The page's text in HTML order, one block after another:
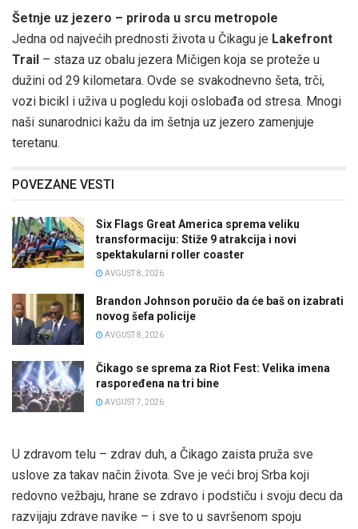
Šetnje uz jezero – priroda u srcu metropole
Jedna od najvećih prednosti života u Čikagu je Lakefront
Trail – staza uz obalu jezera Mičigen koja se proteže u
dužini od 29 kilometara. Ovde se svakodnevno šeta, trči,
vozi bicikl i uživa u pogledu koji oslobađa od stresa. Mnogi
naši sunarodnici kažu da im šetnja uz jezero zamenjuje
teretanu.
POVEZANE VESTI
Six Flags Great America sprema veliku
transformaciju: Stiže 9 atrakcija i novi
spektakularni roller coaster
AVGUST 8, 2026
Brandon Johnson poručio da će baš on izabrati
novog šefa policije
AVGUST 8, 2026
Čikago se sprema za Riot Fest: Velika imena
raspoređena na tri bine
AVGUST 7, 2026
U zdravom telu – zdrav duh, a Čikago zaista pruža sve
uslove za takav način života. Sve je veći broj Srba koji
redovno vežbaju, hrane se zdravo i podstiču i svoju decu da
razvijaju zdrave navike – i sve to u savršenom spoju